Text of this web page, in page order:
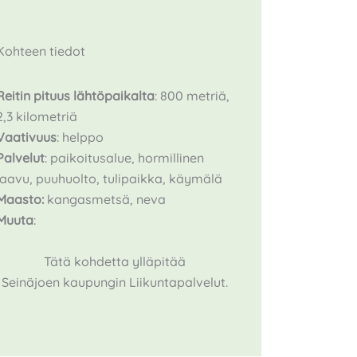
tiedot
pituus lähtöpaikalta: 800 metriä,
kilometriä
: helppo
: paikoitusalue, hormillinen
puuhuolto, tulipaikka, käymälä
kangasmetsä, neva
:
Tätä kohdetta ylläpitää
Seinäjoen kaupungin Liikuntapalvelut.